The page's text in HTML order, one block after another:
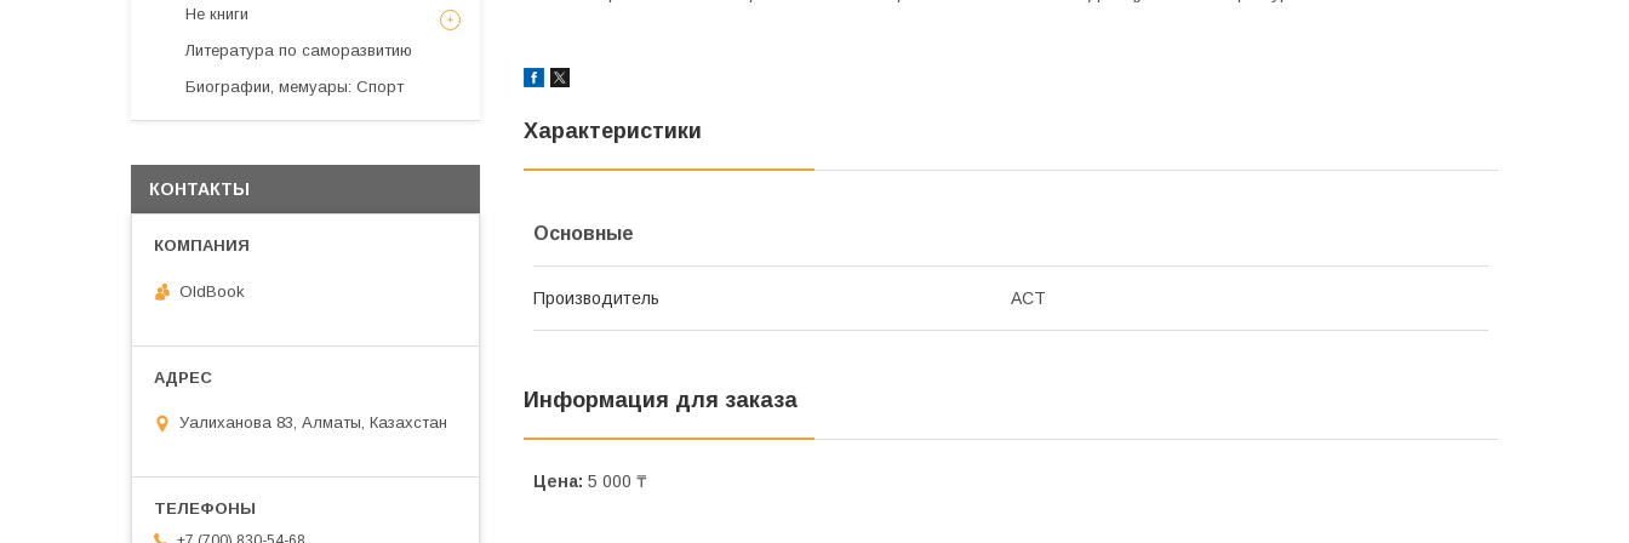
Характеристики
Основные
Производитель АСТ
Информация для заказа
Цена: 5 000 ₸
Не книги
Литература по саморазвитию
Биографии, мемуары: Спорт
КОНТАКТЫ
OldBook
Уалиханова 83, Алматы, Казахстан